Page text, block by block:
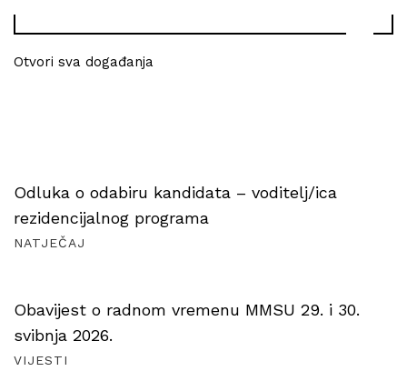
Otvori sva događanja
Odluka o odabiru kandidata – voditelj/ica
rezidencijalnog programa
NATJEČAJ
Obavijest o radnom vremenu MMSU 29. i 30.
svibnja 2026.
VIJESTI